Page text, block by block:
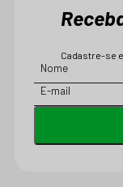
Cadastre-se